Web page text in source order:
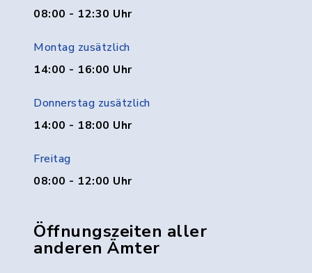
08:00 - 12:30 Uhr
Montag zusätzlich
14:00 - 16:00 Uhr
Donnerstag zusätzlich
14:00 - 18:00 Uhr
Freitag
08:00 - 12:00 Uhr
Öffnungszeiten aller
anderen Ämter